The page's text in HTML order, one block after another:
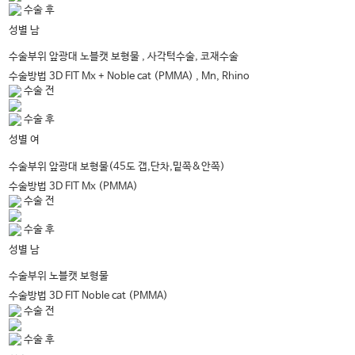
수술 후
성별 남
수술부위 앞광대 노블캣 보형물 , 사각턱수술, 코재수술
수술방법 3D FIT Mx + Noble cat (PMMA) , Mn, Rhino
수술 전
수술 후
성별 여
수술부위 앞광대 보형물(45도 갭,단차,밑쪽&안쪽)
수술방법 3D FIT Mx (PMMA)
수술 전
수술 후
성별 남
수술부위 노블캣 보형물
수술방법 3D FIT Noble cat (PMMA)
수술 전
수술 후